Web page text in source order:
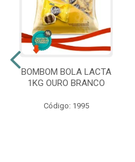
BOMBOM BOLA LACTA
1KG OURO BRANCO
Código: 1995